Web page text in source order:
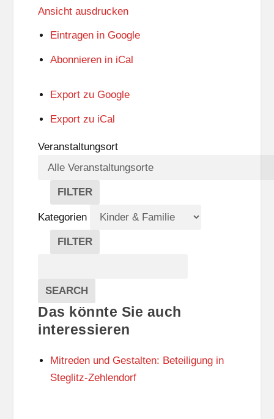
Ansicht ausdrucken
Eintragen in Google
Abonnieren in iCal
Export zu Google
Export zu iCal
Veranstaltungsort
FILTER
V
E
R
A
A
L
T
U
N
S
O
Kategorien
FILTER
E
G
O
R
N
Veranstaltungen
SEARCH
Das könnte Sie auch
interessieren
Mitreden und Gestalten: Beteiligung in
Steglitz-Zehlendorf